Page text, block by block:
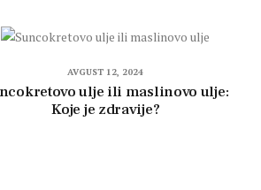
AVGUST 12, 2024
ulje ili maslinovo ulje:
Koje je zdravije?